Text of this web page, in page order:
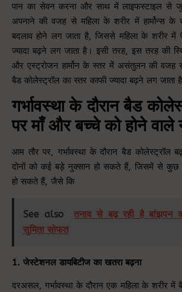
पान का सेवन करना और साथ में लाइफस्टाइल से
अपनाने की वजह से महिला के शरीर में हार्मोन्स के
बदलाव होने लग जाता है, जिससे महिला के शरीर
ज्यादा बढ़ने लग जाता है। इसी तरह, इस तरह की
और एस्ट्रोजन हार्मोन के स्तर में असंतुलन की वजह
बैड कोलेस्ट्रॉल का स्तर काफी ज्यादा बढ़ने लग जाता
गर्भावस्था के दौरान बैड
पर माँ और बच्चे को होने वाले
आम तौर पर, गर्भावस्था के दौरान बैड कोलेस्ट्रॉल
दोनों को कई बड़े नुक्सान हो सकते हैं, जिसमें से कुछ
हो सकते हैं, जैसे कि
See also
तनाव से बढ़ रही है बांझपन
सुमिता सोफत
1. जेस्टेशनल डायबिटीज का खतरा बढ़ना
दरअसल, गर्भावस्था के दौरान एक महिला के शरीर में